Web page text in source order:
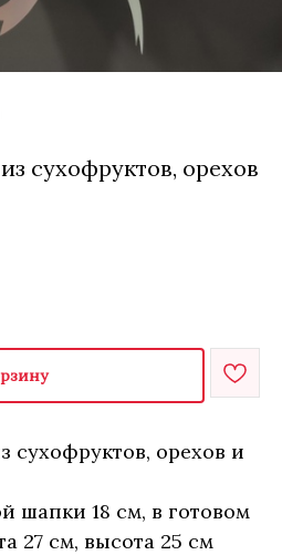
сухофруктов, орехов
сухофруктов, орехов и
шапки 18 см, в готовом
27 см, высота 25 см